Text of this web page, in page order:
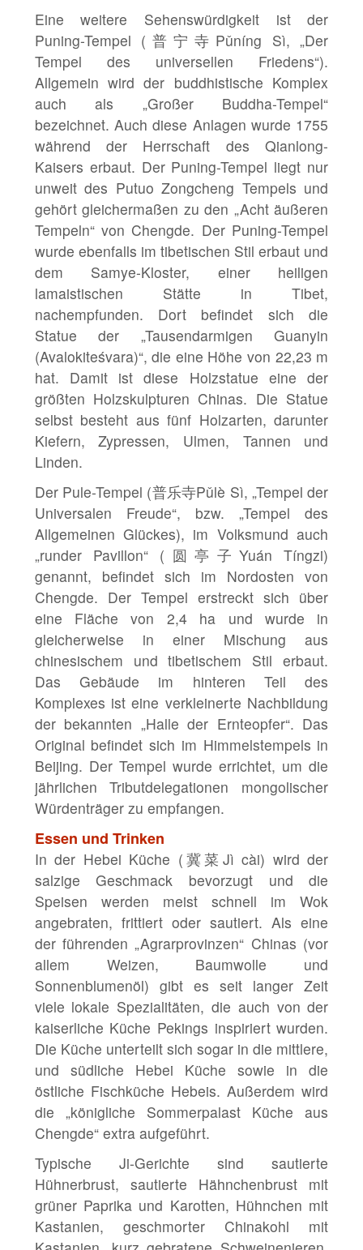
Eine weitere Sehenswürdigkeit ist der
Puning-Tempel (普宁寺Pǔníng Sì, „Der
Tempel des universellen Friedens“).
Allgemein wird der buddhistische Komplex
auch als „Großer Buddha-Tempel“
bezeichnet. Auch diese Anlagen wurde 1755
während der Herrschaft des Qianlong-
Kaisers erbaut. Der Puning-Tempel liegt nur
unweit des Putuo Zongcheng Tempels und
gehört gleichermaßen zu den „Acht äußeren
Tempeln“ von Chengde. Der Puning-Tempel
wurde ebenfalls im tibetischen Stil erbaut und
dem Samye-Kloster, einer heiligen
lamaistischen Stätte in Tibet,
nachempfunden. Dort befindet sich die
Statue der „Tausendarmigen Guanyin
(Avalokiteśvara)“, die eine Höhe von 22,23 m
hat. Damit ist diese Holzstatue eine der
größten Holzskulpturen Chinas. Die Statue
selbst besteht aus fünf Holzarten, darunter
Kiefern, Zypressen, Ulmen, Tannen und
Linden.
Der Pule-Tempel (普乐寺Pǔlè Sì, „Tempel der
Universalen Freude“, bzw. „Tempel des
Allgemeinen Glückes), im Volksmund auch
„runder Pavillon“ (圆亭子Yuán Tíngzi)
genannt, befindet sich im Nordosten von
Chengde. Der Tempel erstreckt sich über
eine Fläche von 2,4 ha und wurde in
gleicherweise in einer Mischung aus
chinesischem und tibetischem Stil erbaut.
Das Gebäude im hinteren Teil des
Komplexes ist eine verkleinerte Nachbildung
der bekannten „Halle der Ernteopfer“. Das
Original befindet sich im Himmelstempels in
Beijing. Der Tempel wurde errichtet, um die
jährlichen Tributdelegationen mongolischer
Würdenträger zu empfangen.
Essen und Trinken
In der Hebei Küche (冀菜Jì cài) wird der
salzige Geschmack bevorzugt und die
Speisen werden meist schnell im Wok
angebraten, frittiert oder sautiert. Als eine
der führenden „Agrarprovinzen“ Chinas (vor
allem Weizen, Baumwolle und
Sonnenblumenöl) gibt es seit langer Zeit
viele lokale Spezialitäten, die auch von der
kaiserliche Küche Pekings inspiriert wurden.
Die Küche unterteilt sich sogar in die mittlere,
und südliche Hebei Küche sowie in die
östliche Fischküche Hebeis. Außerdem wird
die „königliche Sommerpalast Küche aus
Chengde“ extra aufgeführt.
Typische Ji-Gerichte sind sautierte
Hühnerbrust, sautierte Hähnchenbrust mit
grüner Paprika und Karotten, Hühnchen mit
Kastanien, geschmorter Chinakohl mit